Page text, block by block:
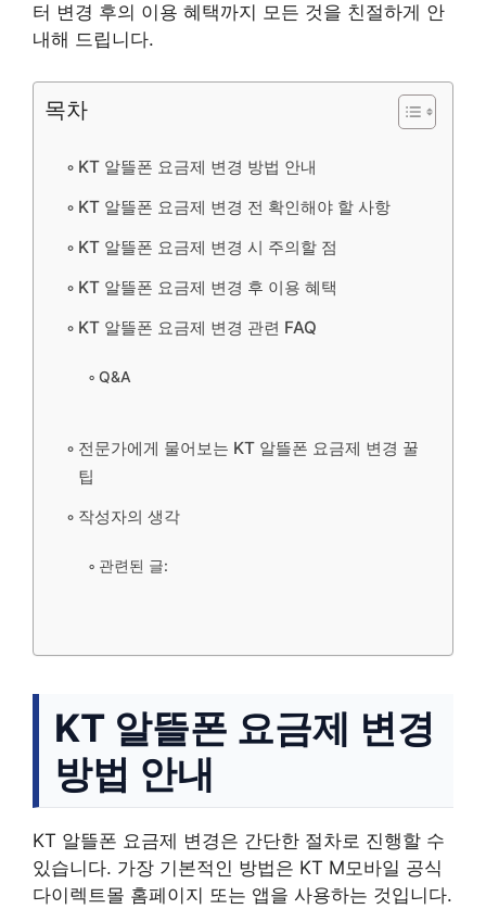
터 변경 후의 이용 혜택까지 모든 것을 친절하게 안
내해 드립니다.
목차
KT 알뜰폰 요금제 변경 방법 안내
KT 알뜰폰 요금제 변경 전 확인해야 할 사항
KT 알뜰폰 요금제 변경 시 주의할 점
KT 알뜰폰 요금제 변경 후 이용 혜택
KT 알뜰폰 요금제 변경 관련 FAQ
Q&A
전문가에게 물어보는 KT 알뜰폰 요금제 변경 꿀
팁
작성자의 생각
관련된 글:
KT 알뜰폰 요금제 변경
방법 안내
KT 알뜰폰 요금제 변경은 간단한 절차로 진행할 수
있습니다. 가장 기본적인 방법은 KT M모바일 공식
다이렉트몰 홈페이지 또는 앱을 사용하는 것입니다.